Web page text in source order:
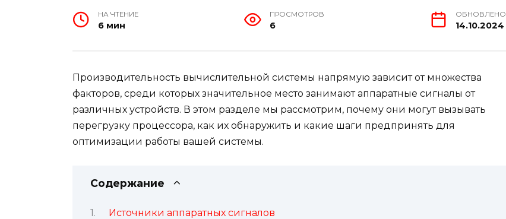
НА ЧТЕНИЕ
6 мин
ПРОСМОТРОВ
6
ОБНОВЛЕНО
14.10.2024
Производительность вычислительной системы напрямую зависит от множества
факторов, среди которых значительное место занимают аппаратные сигналы от
различных устройств. В этом разделе мы рассмотрим, почему они могут вызывать
перегрузку процессора, как их обнаружить и какие шаги предпринять для
оптимизации работы вашей системы.
Содержание
Источники аппаратных сигналов